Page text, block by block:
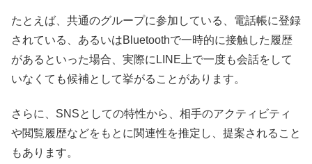
たとえば、共通のグループに参加している、電話帳に登録
されている、あるいはBluetoothで一時的に接触した履歴
があるといった場合、実際にLINE上で一度も会話をして
いなくても候補として挙がることがあります。
さらに、SNSとしての特性から、相手のアクティビティ
や閲覧履歴などをもとに関連性を推定し、提案されること
もあります。